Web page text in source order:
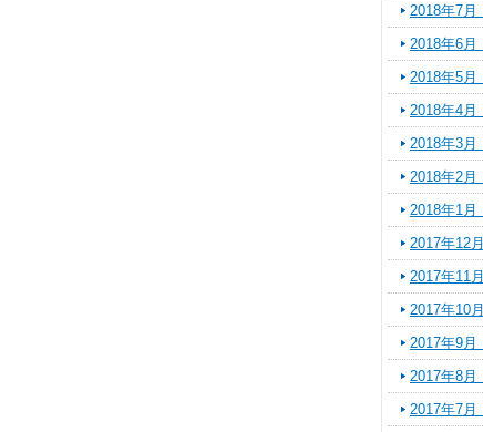
2018年7月
2018年6月
2018年5月
2018年4月
2018年3月
2018年2月
2018年1月
2017年12
2017年11
2017年10
2017年9月
2017年8月
2017年7月